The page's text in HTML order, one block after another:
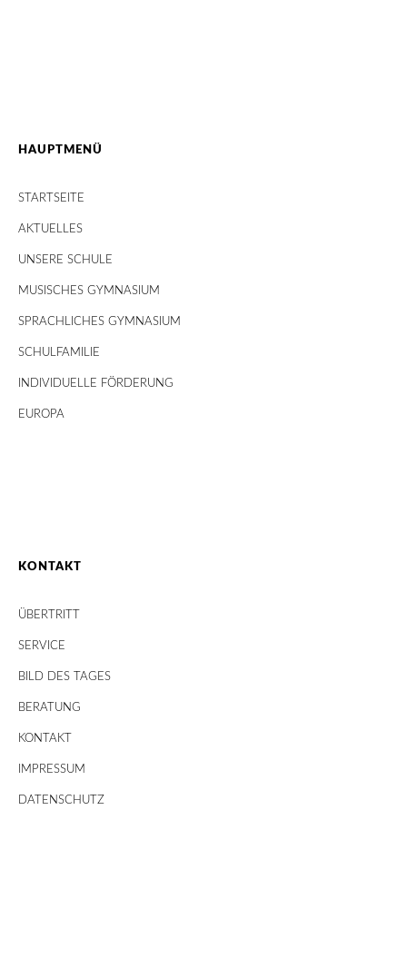
HAUPTMENÜ
STARTSEITE
AKTUELLES
UNSERE SCHULE
MUSISCHES GYMNASIUM
SPRACHLICHES GYMNASIUM
SCHULFAMILIE
INDIVIDUELLE FÖRDERUNG
EUROPA
KONTAKT
ÜBERTRITT
SERVICE
BILD DES TAGES
BERATUNG
KONTAKT
IMPRESSUM
DATENSCHUTZ